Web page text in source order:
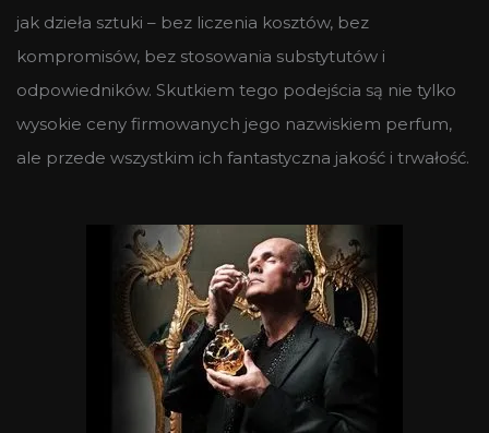
jak dzieła sztuki – bez liczenia kosztów, bez
kompromisów, bez stosowania substytutów i
odpowiedników. Skutkiem tego podejścia są nie tylko
wysokie ceny firmowanych jego nazwiskiem perfum,
ale przede wszystkim ich fantastyczna jakość i trwałość.